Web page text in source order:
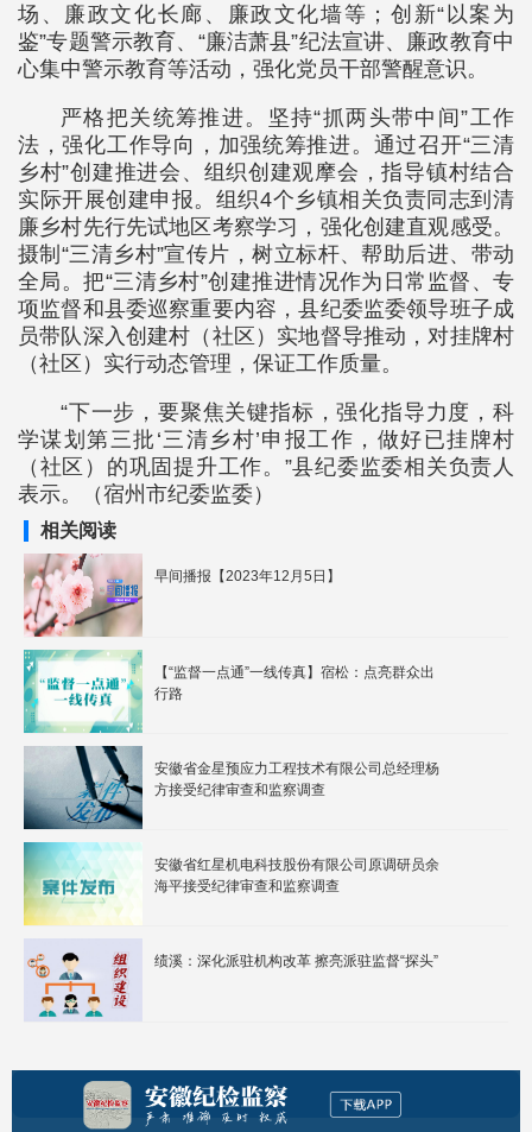
场、廉政文化长廊、廉政文化墙等；创新“以案为
鉴”专题警示教育、“廉洁萧县”纪法宣讲、廉政教育中
心集中警示教育等活动，强化党员干部警醒意识。
严格把关统筹推进。坚持“抓两头带中间”工作
法，强化工作导向，加强统筹推进。通过召开“三清
乡村”创建推进会、组织创建观摩会，指导镇村结合
实际开展创建申报。组织4个乡镇相关负责同志到清
廉乡村先行先试地区考察学习，强化创建直观感受。
摄制“三清乡村”宣传片，树立标杆、帮助后进、带动
全局。把“三清乡村”创建推进情况作为日常监督、专
项监督和县委巡察重要内容，县纪委监委领导班子成
员带队深入创建村（社区）实地督导推动，对挂牌村
（社区）实行动态管理，保证工作质量。
“下一步，要聚焦关键指标，强化指导力度，科
学谋划第三批‘三清乡村’申报工作，做好已挂牌村
（社区）的巩固提升工作。”县纪委监委相关负责人
表示。（宿州市纪委监委）
相关阅读
早间播报【2023年12月5日】
【“监督一点通”一线传真】宿松：点亮群众出
行路
安徽省金星预应力工程技术有限公司总经理杨
方接受纪律审查和监察调查
安徽省红星机电科技股份有限公司原调研员余
海平接受纪律审查和监察调查
绩溪：深化派驻机构改革 擦亮派驻监督“探头”